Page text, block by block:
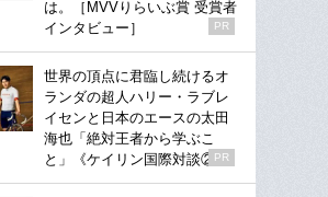
は。［MVVりらいぶ賞 受賞者
インタビュー］
PR
世界の頂点に君臨し続けるオ
ランダの超人ハリー・ラブレ
イセンと日本のエースの太田
海也「絶対王者から学ぶこ
と」《ケイリン国際対談②》
PR